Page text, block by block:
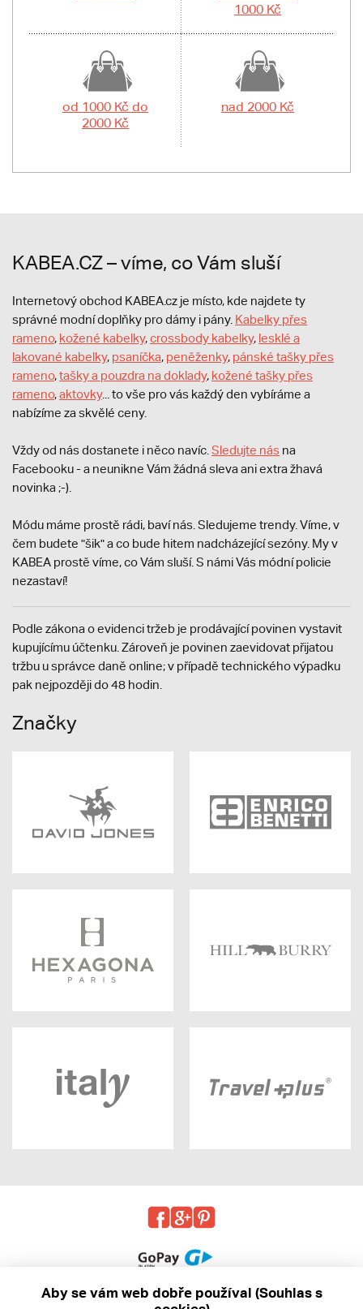
1000 Kč
od 1000 Kč do
2000 Kč
nad 2000 Kč
KABEA.CZ – víme, co Vám sluší
Internetový obchod KABEA.cz je místo, kde najdete ty
správné modní doplňky pro dámy i pány. Kabelky přes
rameno, kožené kabelky,crossbody kabelky, lesklé a
lakované kabelky, psaníčka, peněženky, pánské tašky přes
rameno,tašky a pouzdra na doklady, kožené tašky přes
rameno,aktovky... to vše pro vás každý den vybíráme a
nabízíme za skvělé ceny.
Vždy od nás dostanete i něco navíc. Sledujte nás na
Facebooku - a neunikne Vám žádná sleva ani extra žhavá
novinka ;-).
Módu máme prostě rádi, baví nás. Sledujeme trendy. Víme, v
čem budete "šik" a co bude hitem nadcházející sezóny. My v
KABEA prostě víme, co Vám sluší. S námi Vás módní policie
nezastaví!
Podle zákona o evidenci tržeb je prodávající povinen vystavit
kupujícímu účtenku. Zároveň je povinen zaevidovat přijatou
tržbu u správce daně online; v případě technického výpadku
pak nejpozději do 48 hodin.
Značky
Aby se vám web dobře používal (Souhlas s